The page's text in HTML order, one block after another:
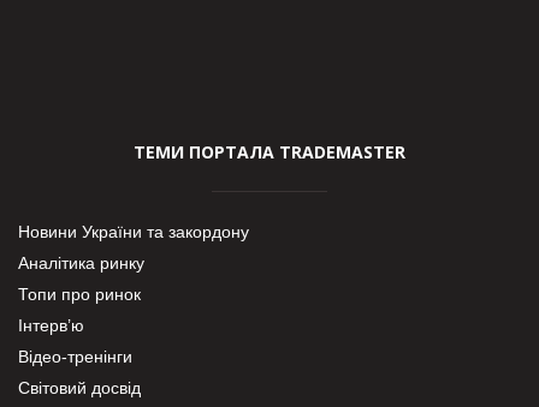
ТЕМИ ПОРТАЛА TRADEMASTER
Новини України та закордону
Аналітика ринку
Топи про ринок
Інтерв’ю
Відео-тренінги
Світовий досвід